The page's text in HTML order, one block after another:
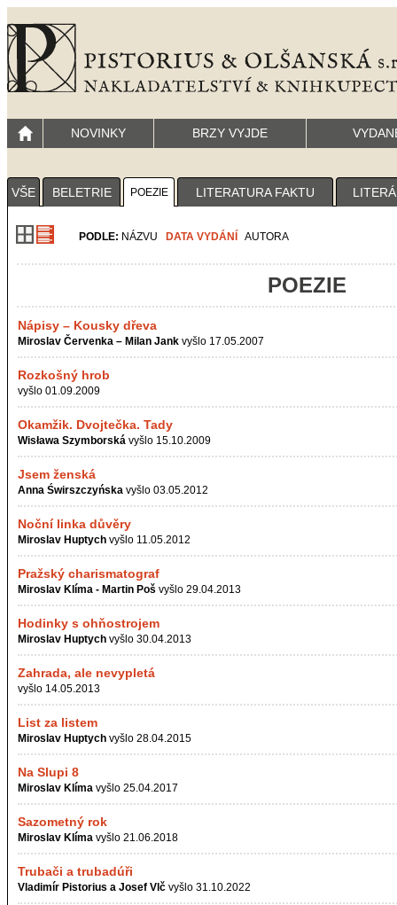
NOVINKY BRZY VYJDE
VŠE BELETRIE POEZIE LITERATURA FAKTU
PODLE: NÁZVU DATA VYDÁNÍ AUTORA
POEZIE
Nápisy – Kousky dřeva
Miroslav Červenka – Milan Jank vyšlo 17.05.2007
Rozkošný hrob
vyšlo 01.09.2009
Okamžik. Dvojtečka. Tady
Wisława Szymborská vyšlo 15.10.2009
Jsem ženská
Anna Świrszczyńska vyšlo 03.05.2012
Noční linka důvěry
Miroslav Huptych vyšlo 11.05.2012
Pražský charismatograf
Miroslav Klíma - Martin Poš vyšlo 29.04.2013
Hodinky s ohňostrojem
Miroslav Huptych vyšlo 30.04.2013
Zahrada, ale nevypletá
vyšlo 14.05.2013
List za listem
Miroslav Huptych vyšlo 28.04.2015
Na Slupi 8
Miroslav Klíma vyšlo 25.04.2017
Sazometný rok
Miroslav Klíma vyšlo 21.06.2018
Trubači a trubadúři
Vladimír Pistorius a Josef Vlč vyšlo 31.10.2022